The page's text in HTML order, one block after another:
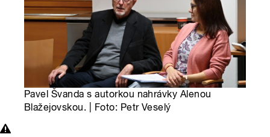
Pavel Švanda s autorkou nahrávky Alenou
Blažejovskou. | Foto: Petr Veselý